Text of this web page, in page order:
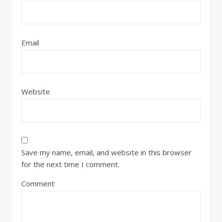
Email
Website
Save my name, email, and website in this browser
for the next time I comment.
Comment